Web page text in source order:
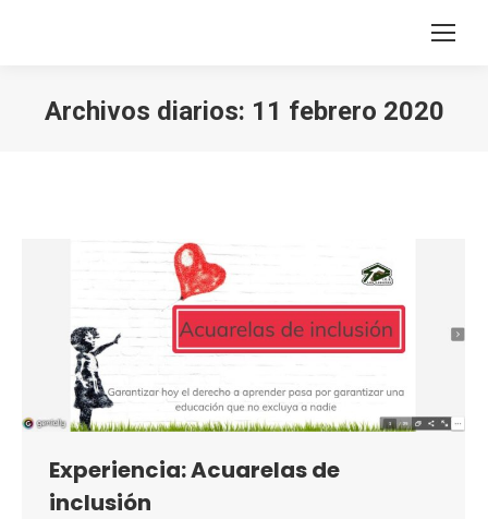
Archivos diarios: 11 febrero 2020
Experiencia: Acuarelas de
inclusión